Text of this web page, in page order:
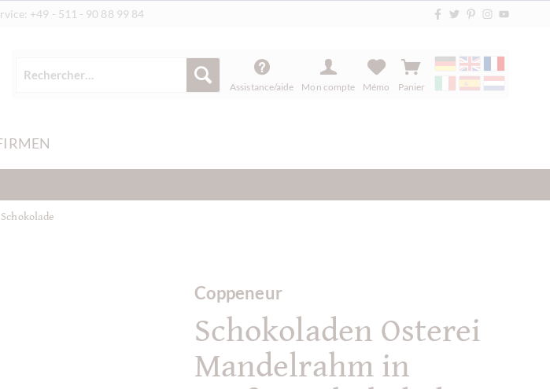
+49 - 511 - 90 88 99 84
Assistance/aide Mon compte Mémo Panier
Coppeneur
Schokoladen Osterei
Mandelrahm in